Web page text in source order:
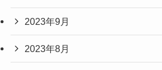
2023年9月
2023年8月